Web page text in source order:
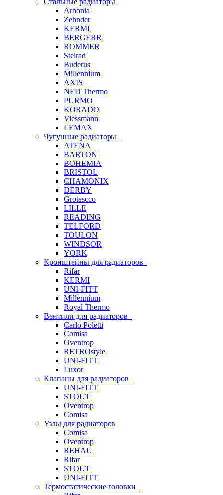
Стальные радиаторы
Arbonia
Zehnder
KERMI
BERGERR
ROMMER
Stelrad
Buderus
Millennium
AXIS
NED Thermo
PURMO
KORADO
Viessmann
LEMAX
Чугунные радиаторы
ATENA
BARTON
BOHEMIA
BRISTOL
CHAMONIX
DERBY
Grotescco
LILLE
READING
TELFORD
TOULON
WINDSOR
YORK
Кронштейны для радиаторов
Rifar
KERMI
UNI-FITT
Millennium
Royal Thermo
Вентили для радиаторов
Carlo Poletti
Comisa
Oventrop
RETROstyle
UNI-FITT
Luxor
Клапаны для радиаторов
UNI-FITT
STOUT
Oventrop
Comisa
Узлы для радиаторов
Comisa
Oventrop
REHAU
Rifar
STOUT
UNI-FITT
Термостатические головки